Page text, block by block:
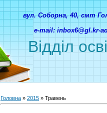
Відділ
вул. Соборна, 40, смт
e-mail: inbox6@gl.kr-
Головна » 2015 » Травень